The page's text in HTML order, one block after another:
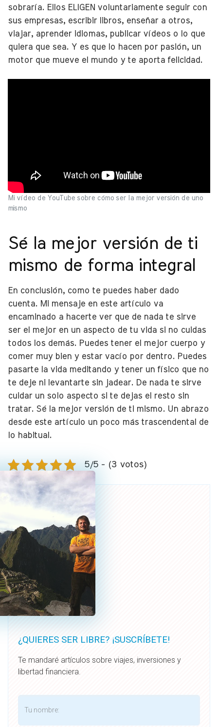
sobraría. Ellos ELIGEN voluntariamente seguir con
sus empresas, escribir libros, enseñar a otros,
viajar, aprender idiomas, publicar vídeos o lo que
quiera que sea. Y es que lo hacen por pasión, un
motor que mueve el mundo y te aporta felicidad.
Mi vídeo de YouTube sobre cómo ser la mejor versión de uno
mismo
Sé la mejor versión de ti
mismo de forma integral
En conclusión, como te puedes haber dado
cuenta. Mi mensaje en este artículo va
encaminado a hacerte ver que de nada te sirve
ser el mejor en un aspecto de tu vida si no cuidas
todos los demás. Puedes tener el mejor cuerpo y
comer muy bien y estar vacío por dentro. Puedes
pasarte la vida meditando y tener un físico que no
te deje ni levantarte sin jadear. De nada te sirve
cuidar un solo aspecto si te dejas el resto sin
tratar. Sé la mejor versión de ti mismo. Un abrazo
desde este artículo un poco más trascendental de
lo habitual.
5/5 - (3 votos)
¿QUIERES SER LIBRE? ¡SUSCRÍBETE!
Te mandaré artículos sobre viajes, inversiones y
libertad financiera.